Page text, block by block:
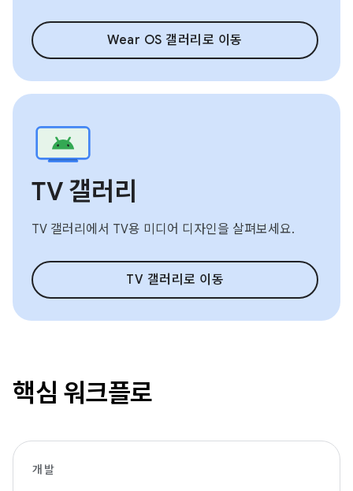
Wear OS 갤러리로 이동
TV 갤러리
TV 갤러리에서 TV용 미디어 디자인을 살펴보세요.
TV 갤러리로 이동
핵심 워크플로
개발